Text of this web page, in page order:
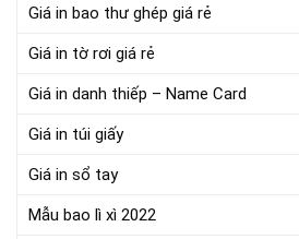
Giá in bao thư ghép giá rẻ
Giá in tờ rơi giá rẻ
Giá in danh thiếp – Name Card
Giá in túi giấy
Giá in sổ tay
Mẫu bao lì xì 2022